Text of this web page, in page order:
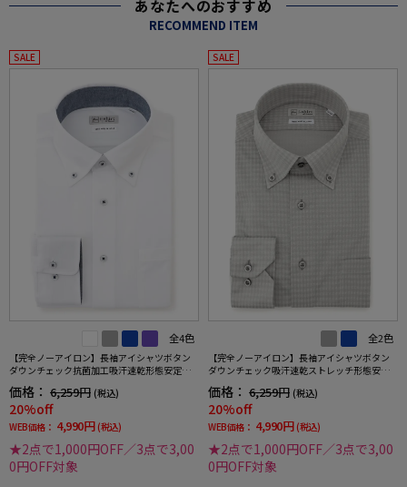
あなたへのおすすめ
RECOMMEND ITEM
SALE
全4色
【完全ノーアイロン】長袖アイシャツボタン
ダウンチェック抗菌加工吸汗速乾形態安定ワ
価格： 6,259円 (税込)
20%off
WEB価格： 4,990円 (税込)
★2点で1,000円OFF／3点で3,00
0円OFF対象
SALE
全2色
【完全ノーアイロン】長袖アイシャツボタン
ダウンチェック吸汗速乾ストレッチ形態安定
価格： 6,259円 (税込)
20%off
WEB価格： 4,990円 (税込)
★2点で1,000円OFF／3点で3,00
0円OFF対象